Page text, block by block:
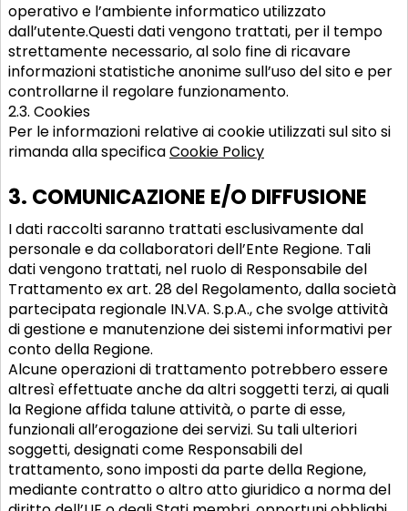
operativo e l’ambiente informatico utilizzato
dall’utente.Questi dati vengono trattati, per il tempo
strettamente necessario, al solo fine di ricavare
informazioni statistiche anonime sull’uso del sito e per
controllarne il regolare funzionamento.
2.3. Cookies
Per le informazioni relative ai cookie utilizzati sul sito si
rimanda alla specificaCookie Policy
3. COMUNICAZIONE E/O DIFFUSIONE
I dati raccolti saranno trattati esclusivamente dal
personale e da collaboratori dell’Ente Regione. Tali
dati vengono trattati, nel ruolo di Responsabile del
Trattamento ex art. 28 del Regolamento, dalla società
partecipata regionale IN.VA. S.p.A., che svolge attività
di gestione e manutenzione dei sistemi informativi per
conto della Regione.
Alcune operazioni di trattamento potrebbero essere
altresì effettuate anche da altri soggetti terzi, ai quali
la Regione affida talune attività, o parte di esse,
funzionali all’erogazione dei servizi. Su tali ulteriori
soggetti, designati come Responsabili del
trattamento, sono imposti da parte della Regione,
mediante contratto o altro atto giuridico a norma del